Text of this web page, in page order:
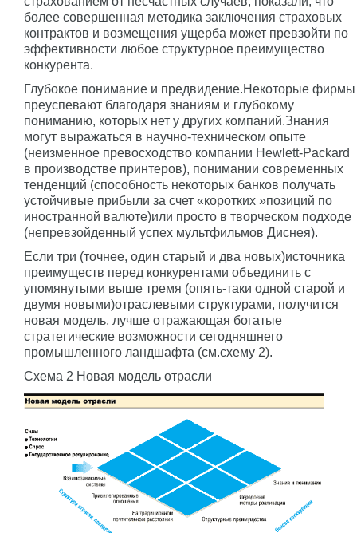
более совершенная методика заключения страховых
контрактов и возмещения ущерба может превзойти по
эффективности любое структурное преимущество
конкурента.
Глубокое понимание и предвидение.Некоторые фирмы
преуспевают благодаря знаниям и глубокому
пониманию, которых нет у других компаний.Знания
могут выражаться в научно-техническом опыте
(неизменное превосходство компании Hewlett-Packard
в производстве принтеров), понимании современных
тенденций (способность некоторых банков получать
устойчивые прибыли за счет «коротких »позиций по
иностранной валюте)или просто в творческом подходе
(непревзойденный успех мультфильмов Диснея).
Если три (точнее, один старый и два новых)источника
преимуществ перед конкурентами объединить с
упомянутыми выше тремя (опять-таки одной старой и
двумя новыми)отраслевыми структурами, получится
новая модель, лучше отражающая богатые
стратегические возможности сегодняшнего
промышленного ландшафта (см.схему 2).
Схема 2 Новая модель отрасли